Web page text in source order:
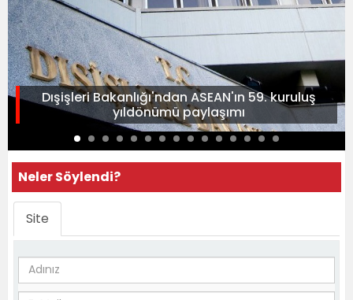
Dışişleri Bakanlığı'ndan ASEAN'ın 59. kuruluş
yıldönümü paylaşımı
Neler Söylendi?
Site